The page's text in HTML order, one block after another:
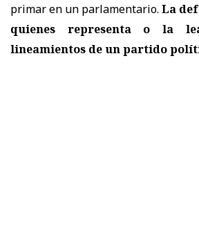
primar en un parlamentario. La
quienes representa o la
lineamientos de un partido